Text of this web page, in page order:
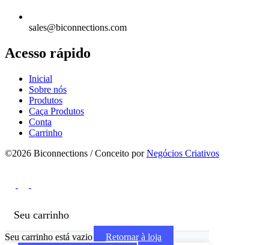
sales@biconnections.com
Acesso rápido
Inicial
Sobre nós
Produtos
Caça Produtos
Conta
Carrinho
©2026 Biconnections / Conceito porNegócios Criativos
Seu carrinho
Seu carrinho está vazio Retornar à loja